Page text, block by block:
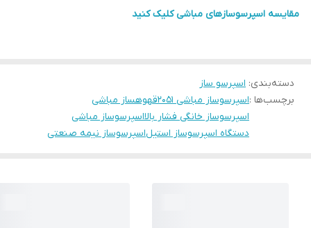
مقایسه اسپرسوسازهای مباشی کلیک کنید
دسته‌بندی: اسپرسو ساز
برچسب‌ها :اسپرسوساز مباشی 2051
قهوهساز مباشی
اسپرسوساز خانگی فشار بالااسپرسوساز مباشی
دستگاه اسپرسوساز استیلاسپرسوساز نیمه صنعتی